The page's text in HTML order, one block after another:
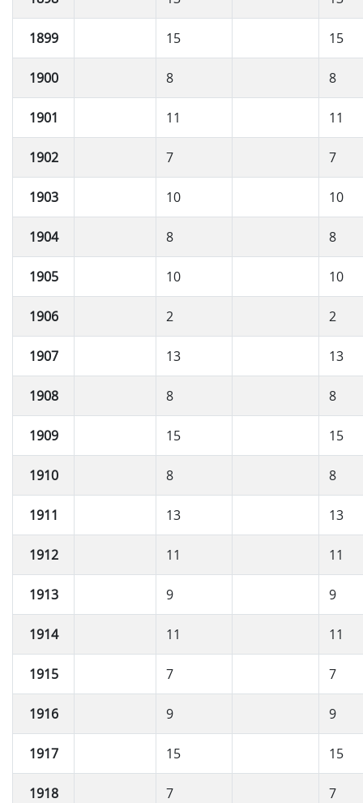
1899 15 15
1900 8 8
1901 11 11
1902 7 7
1903 10 10
1904 8 8
1905 10 10
1906 2 2
1907 13 13
1908 8 8
1909 15 15
1910 8 8
1911 13 13
1912 11 11
1913 9 9
1914 11 11
1915 7 7
1916 9 9
1917 15 15
1918 7 7